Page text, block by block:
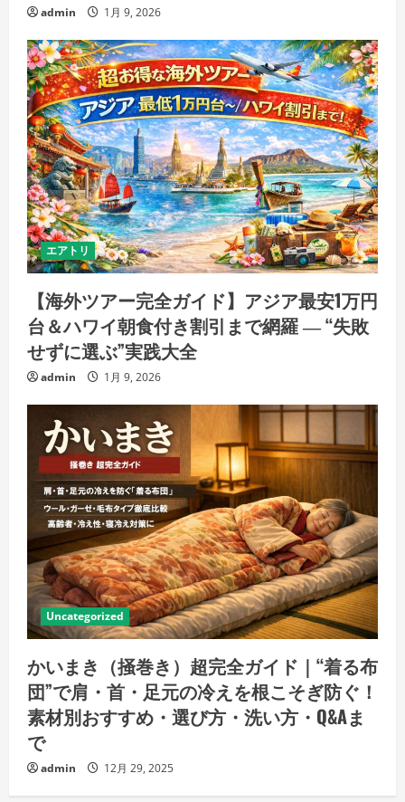
admin 1月 9, 2026
エアトリ
【海外ツアー完全ガイド】アジア最安1万円
台＆ハワイ朝食付き割引まで網羅 ― “失敗
せずに選ぶ”実践大全
admin 1月 9, 2026
Uncategorized
かいまき（掻巻き）超完全ガイド｜“着る布
団”で肩・首・足元の冷えを根こそぎ防ぐ！
素材別おすすめ・選び方・洗い方・Q&Aま
で
admin 12月 29, 2025